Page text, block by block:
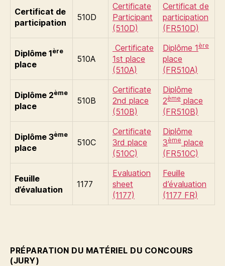
Certificat de
participation
510D
Certificate
Participant
(510D)
Certificat de
participation
(FR510D)
Diplôme 1ère
place
510A
Certificate
1st place
(510A)
Diplôme 1 ère
place
(FR510A)
Diplôme 2ème
place
510B
Certificate
2nd place
(510B)
Diplôme
2ème place
(FR510B)
Diplôme 3ème
place
510C
Certificate
3rd place
(510C)
Diplôme
3ème place
(FR510C)
Feuille
d’évaluation
1177
Evaluation
sheet
(1177)
Feuille
d’évaluation
(1177 FR)
PRÉPARATION DU MATÉRIEL DU CONCOURS
(JURY)